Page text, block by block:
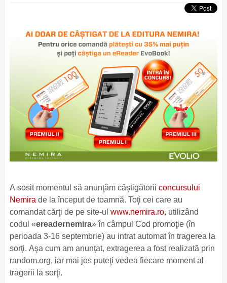
A sosit momentul să anunţăm câştigătorii concursului
Nemira de la început de toamnă. Toţi cei care au
comandat cărţi de pe site-ul www.nemira.ro, utilizând
codul «ereadernemira» în câmpul Cod promoţie (în
perioada 3-16 septembrie) au intrat automat în tragerea la
sorţi. Aşa cum am anunţat, extragerea a fost realizată prin
random.org, iar mai jos puteţi vedea fiecare moment al
tragerii la sorţi.